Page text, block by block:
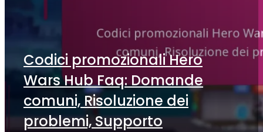
Codici promozionali Hero
Wars Hub Faq: Domande
comuni, Risoluzione dei
problemi, Supporto